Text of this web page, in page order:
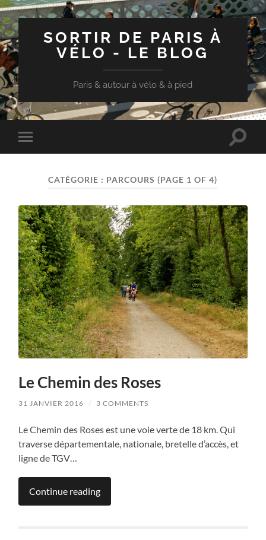
SORTIR DE PARIS À
VÉLO - LE BLOG
Paris & autour à vélo & à pied
Toggle
mobile
Toggle
CATÉGORIE : PARCOURS (PAGE 1 OF 4)
Le Chemin des Roses
31 JANVIER 2016 / 3 COMMENTS
Le Chemin des Roses est une voie verte de 18 km. Qui
traverse départementale, nationale, bretelle d’accès, et
ligne de TGV…
Continue reading